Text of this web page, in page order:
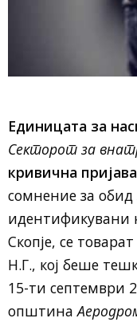
Единицата за
Секторот за
кривична пријава
сомнение за
идентификувани
Скопје, се
Н.Г., кој беше
15-ти септември
општина